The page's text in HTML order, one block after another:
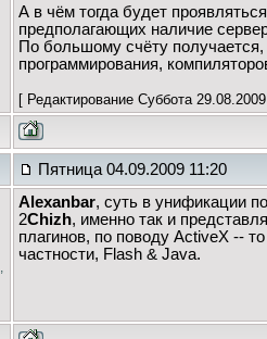
А в чём тогда будет
предполагающих наличие
По большому счёту
программирования,
[ Редактирование Суббота
Пятница 04.09.2009 11:20
Alexanbar, суть в унификации
2Chizh, именно так и
плагинов, по поводу ActiveX --
частности, Flash & Java.